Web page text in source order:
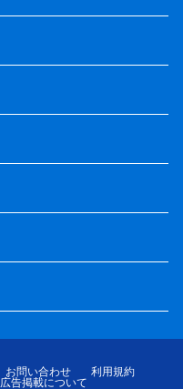
お問い合わせ
利用規約
広告掲載について